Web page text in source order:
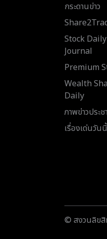
กระดานข่าว
Stock Daily
Journal
Premium
Wealth
Daily
ภาพข่าวประ
เรื่องเด่นวันนี้
© สงวนลิขสิ